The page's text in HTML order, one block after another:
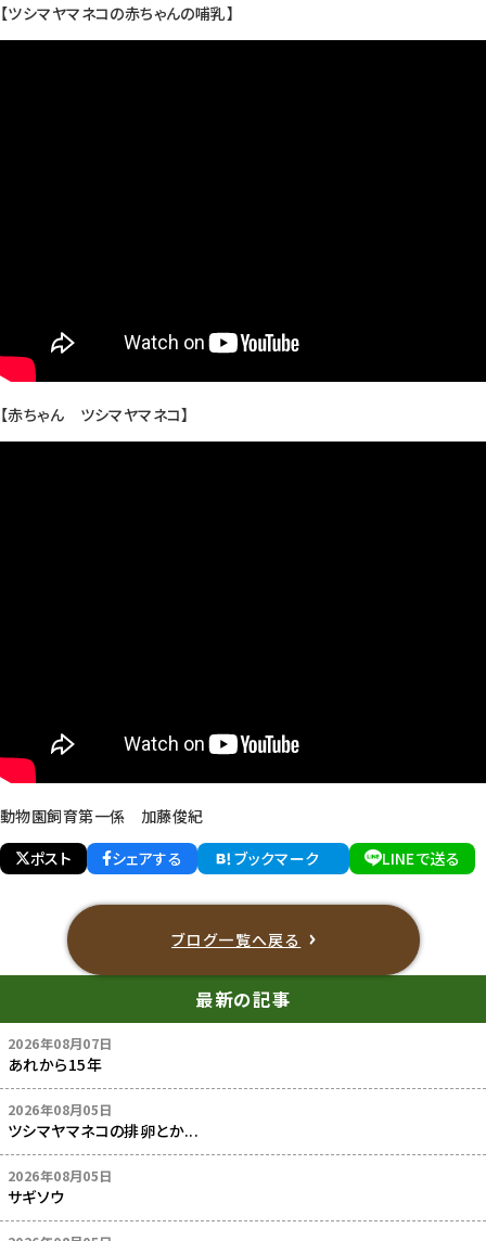
【ツシマヤマネコの赤ちゃんの哺乳】
【赤ちゃん ツシマヤマネコ】
動物園飼育第一係 加藤俊紀
ポスト
シェアする ブックマーク LINEで送る
ブログ一覧へ戻る
最新の記事
2026年08月07日
あれから15年
2026年08月05日
ツシマヤマネコの排卵とか...
2026年08月05日
サギソウ